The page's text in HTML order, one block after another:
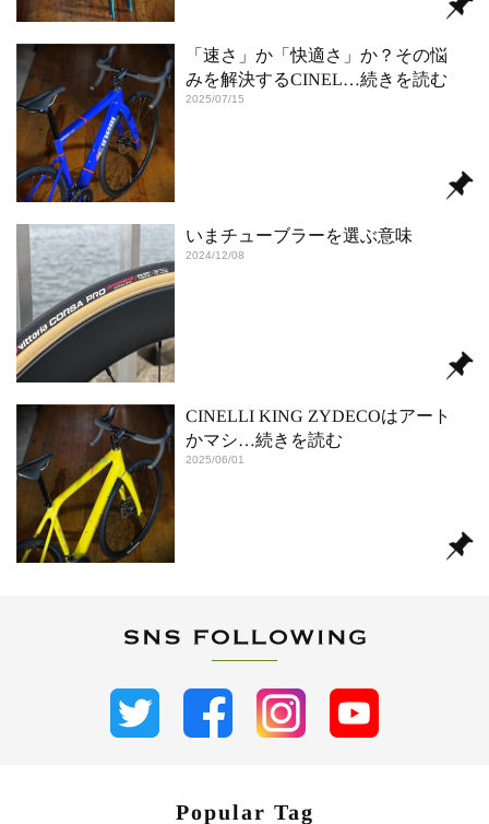
「速さ」か「快適さ」か？その悩
みを解決するCINEL…続きを読む
2025/07/15
いまチューブラーを選ぶ意味
2024/12/08
CINELLI KING ZYDECOはアート
かマシ…続きを読む
2025/06/01
Popular Tag